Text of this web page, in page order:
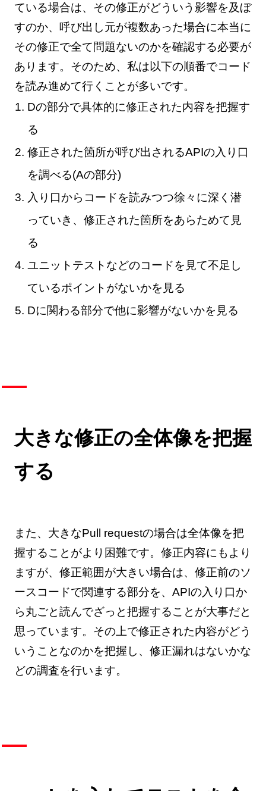
ている場合は、その修正がどういう影響を及ぼ
すのか、呼び出し元が複数あった場合に本当に
その修正で全て問題ないのかを確認する必要が
あります。そのため、私は以下の順番でコード
を読み進めて行くことが多いです。
Dの部分で具体的に修正された内容を把握す
る
修正された箇所が呼び出されるAPIの入り口
を調べる(Aの部分)
入り口からコードを読みつつ徐々に深く潜
っていき、修正された箇所をあらためて見
る
ユニットテストなどのコードを見て不足し
ているポイントがないかを見る
Dに関わる部分で他に影響がないかを見る
大きな修正の全体像を把握
する
また、大きなPull requestの場合は全体像を把
握することがより困難です。修正内容にもより
ますが、修正範囲が大きい場合は、修正前のソ
ースコードで関連する部分を、APIの入り口か
ら丸ごと読んでざっと把握することが大事だと
思っています。その上で修正された内容がどう
いうことなのかを把握し、修正漏れはないかな
どの調査を行います。